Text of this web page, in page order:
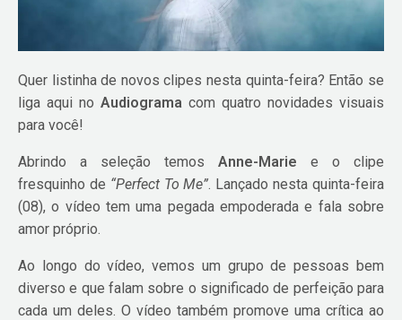
Quer listinha de novos clipes nesta quinta-feira? Então se
liga aqui no Audiograma com quatro novidades visuais
para você!
Abrindo a seleção temos Anne-Marie e o clipe
fresquinho de “Perfect To Me”. Lançado nesta quinta-feira
(08), o vídeo tem uma pegada empoderada e fala sobre
amor próprio.
Ao longo do vídeo, vemos um grupo de pessoas bem
diverso e que falam sobre o significado de perfeição para
cada um deles. O vídeo também promove uma crítica ao